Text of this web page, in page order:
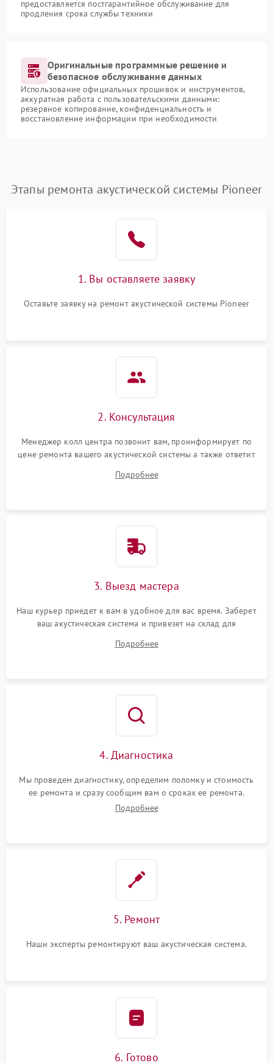
предоставляется постгарантийное обслуживание для
продления срока службы техники
Оригинальные программные решение и
безопасное обслуживание данных
Использование официальных прошивок и инструментов,
аккуратная работа с пользовательскими данными:
резервное копирование, конфиденциальность и
восстановление информации при необходимости
Этапы ремонта акустической системы Pioneer
1. Вы оставляете заявку
Оставьте заявку на ремонт акустической системы Pioneer
2. Консультация
Менеджер колл центра позвонит вам, проинформирует по
цене ремонта вашего акустической системы а также ответит
Подробнее
3. Выезд мастера
Наш курьер приедет к вам в удобное для вас время. Заберет
ваш акустическая система и привезет на склад для
Подробнее
4. Диагностика
Мы проведем диагностику, определим поломку и стоимость
ее ремонта и сразу сообщим вам о сроках ее ремонта.
Подробнее
5. Ремонт
Наши эксперты ремонтируют ваш акустическая система.
6. Готово